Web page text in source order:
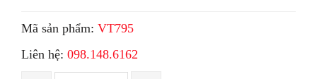
Mã sản phẩm: VT795
Liên hệ: 098.148.6162